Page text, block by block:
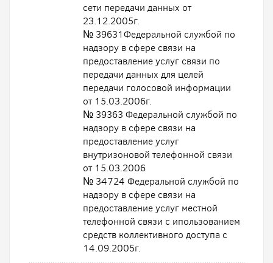
сети передачи данных от
23.12.2005г.
№ 39631Федеральной службой по
надзору в сфере связи на
предоставление услуг связи по
передачи данных для целей
передачи голосовой информации
от 15.03.2006г.
№ 39363 Федеральной службой по
надзору в сфере связи на
предоставление услуг
внутризоновой телефонной связи
от 15.03.2006
№ 34724 Федеральной службой по
надзору в сфере связи на
предоставление услуг местной
телефонной связи с ипользованием
средств коллективного доступа с
14.09.2005г.